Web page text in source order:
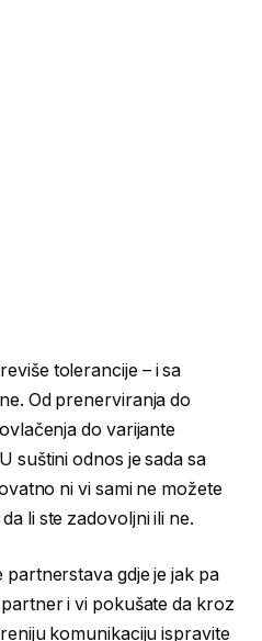
tolerancije – i sa
Od prenerviranja do
do varijante
suštini odnos je sada sa
ni vi sami ne možete
li ste zadovoljni ili ne.
gdje je jak pa
i vi pokušate da kroz
komunikaciju ispravite